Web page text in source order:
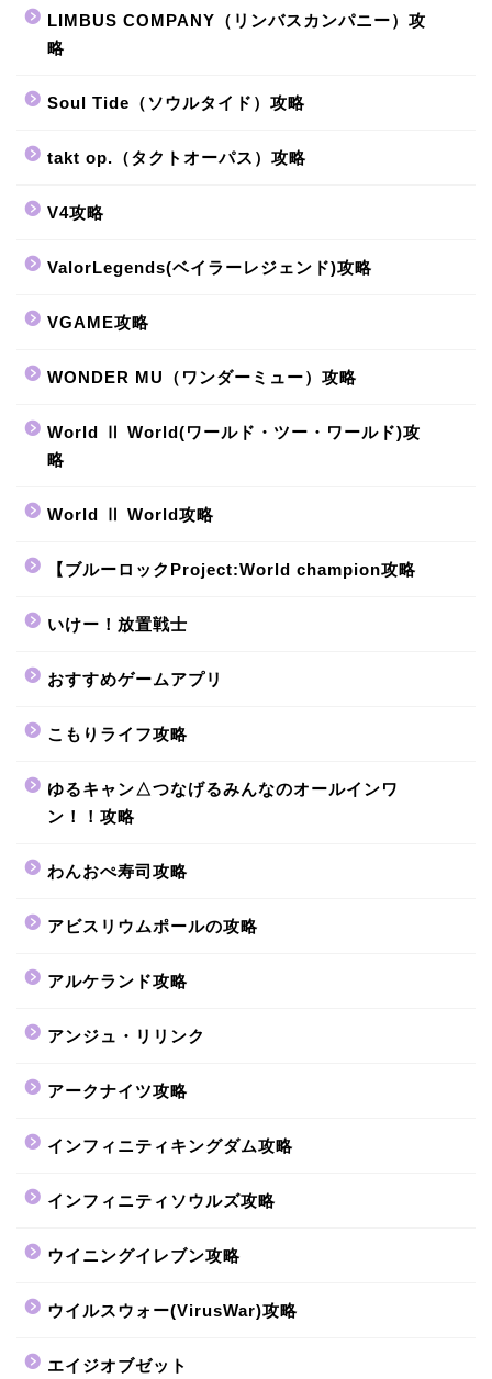
LIMBUS COMPANY（リンバスカンパニー）攻
略
Soul Tide（ソウルタイド）攻略
takt op.（タクトオーパス）攻略
V4攻略
ValorLegends(ベイラーレジェンド)攻略
VGAME攻略
WONDER MU（ワンダーミュー）攻略
World Ⅱ World(ワールド・ツー・ワールド)攻
略
World Ⅱ World攻略
【ブルーロックProject:World champion攻略
いけー！放置戦士
おすすめゲームアプリ
こもりライフ攻略
ゆるキャン△つなげるみんなのオールインワ
ン！！攻略
わんおぺ寿司攻略
アビスリウムポールの攻略
アルケランド攻略
アンジュ・リリンク
アークナイツ攻略
インフィニティキングダム攻略
インフィニティソウルズ攻略
ウイニングイレブン攻略
ウイルスウォー(VirusWar)攻略
エイジオブゼット